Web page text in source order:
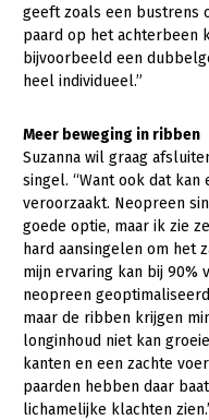
geeft zoals een bustrens
paard op het achterbeen
bijvoorbeeld een
heel individueel.”
Meer beweging in ribben
Suzanna wil graag
singel. “Want ook dat
veroorzaakt. Neopreen
goede optie, maar ik zie
hard aansingelen om het
mijn ervaring kan bij 90%
neopreen
maar de ribben krijgen
longinhoud niet kan
kanten en een zachte
paarden hebben daar
lichamelijke klachten